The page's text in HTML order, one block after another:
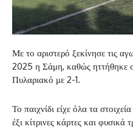
Με το αριστερό ξεκίνησε τις
2025 η Σάμη, καθώς ηττήθηκε
Πυλαριακό με 2-1.
Το παιχνίδι είχε όλα τα
έξι κίτρινες κάρτες και φυσικά